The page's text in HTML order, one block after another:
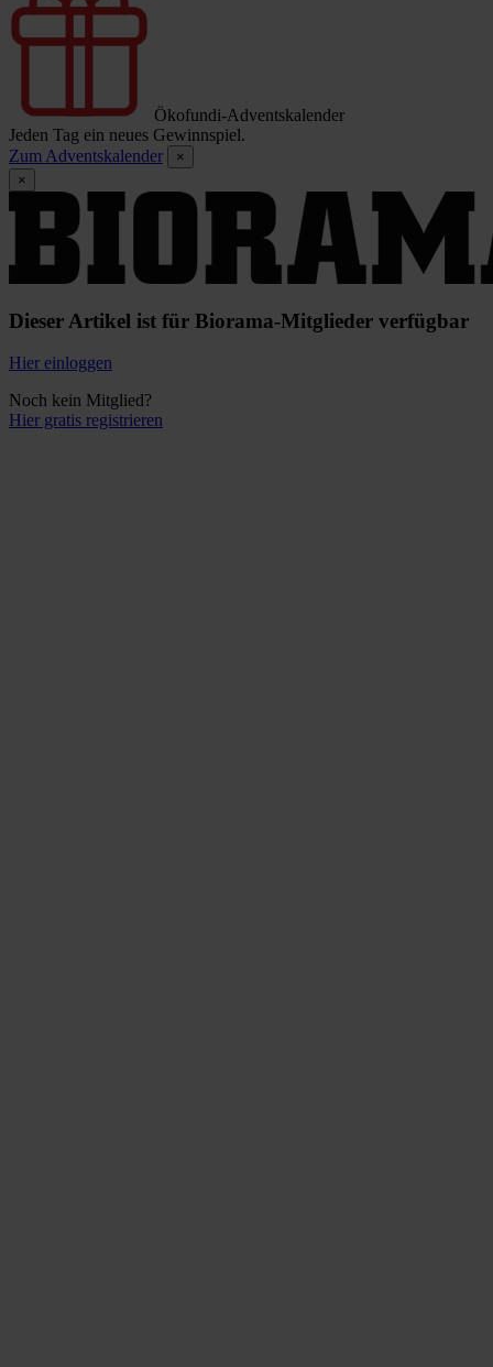
Ökofundi-Adventskalender
Jeden Tag ein neues Gewinnspiel.
Zum Adventskalender
×
×
Dieser Artikel ist für Biorama-Mitglieder verfügbar
Hier einloggen
Noch kein Mitglied?
Hier gratis registrieren